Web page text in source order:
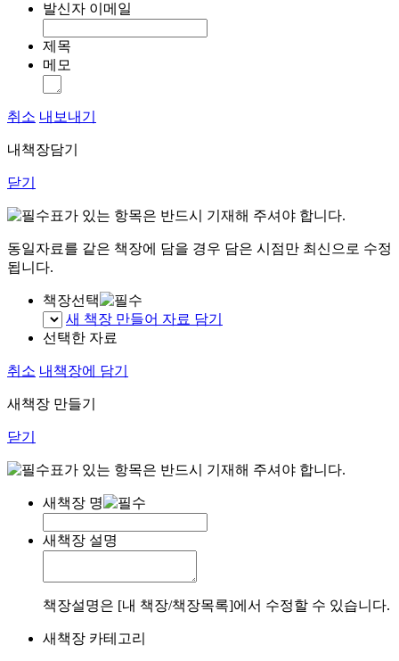
발신자 이메일
제목
메모
취소 내보내기
내책장담기
닫기
표가 있는 항목은 반드시 기재해 주셔야 합니다.
동일자료를 같은 책장에 담을 경우 담은 시점만 최신으로 수정
됩니다.
책장선택
새 책장 만들어 자료 담기
선택한 자료
취소 내책장에 담기
새책장 만들기
닫기
표가 있는 항목은 반드시 기재해 주셔야 합니다.
새책장 명
새책장 설명
책장설명은 [내 책장/책장목록]에서 수정할 수 있습니다.
새책장 카테고리